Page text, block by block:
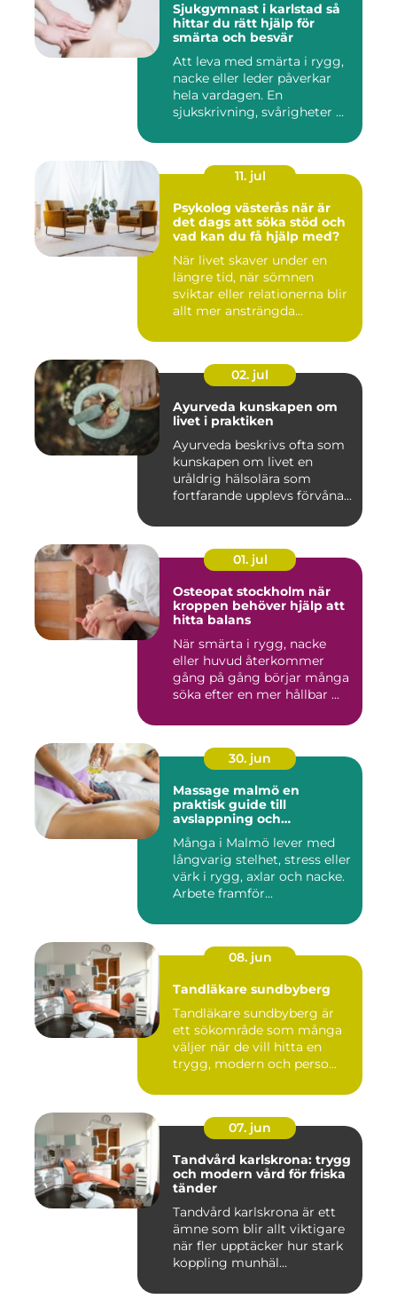
Sjukgymnast i karlstad så
hittar du rätt hjälp för
smärta och besvär
Att leva med smärta i rygg,
nacke eller leder påverkar
hela vardagen. En
sjukskrivning, svårigheter ...
11. jul
Psykolog västerås när är
det dags att söka stöd och
vad kan du få hjälp med?
När livet skaver under en
längre tid, när sömnen
sviktar eller relationerna blir
allt mer ansträngda...
02. jul
Ayurveda kunskapen om
livet i praktiken
Ayurveda beskrivs ofta som
kunskapen om livet en
uråldrig hälsolära som
fortfarande upplevs förvåna...
01. jul
Osteopat stockholm när
kroppen behöver hjälp att
hitta balans
När smärta i rygg, nacke
eller huvud återkommer
gång på gång börjar många
söka efter en mer hållbar ...
30. jun
Massage malmö en
praktisk guide till
avslappning och
Många i Malmö lever med
långvarig stelhet, stress eller
värk i rygg, axlar och nacke.
Arbete framför...
08. jun
Tandläkare sundbyberg
Tandläkare sundbyberg är
ett sökområde som många
väljer när de vill hitta en
trygg, modern och perso...
07. jun
Tandvård karlskrona: trygg
och modern vård för friska
tänder
Tandvård karlskrona är ett
ämne som blir allt viktigare
när fler upptäcker hur stark
koppling munhäl...